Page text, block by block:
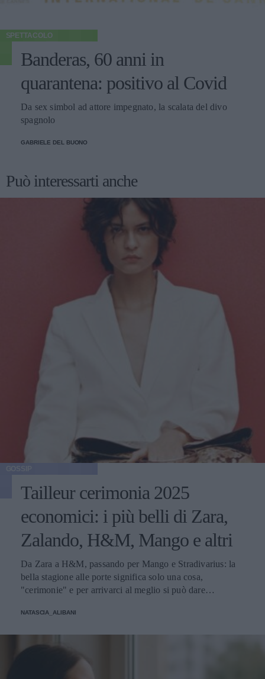
SPETTACOLO
Banderas, 60 anni in
quarantena: positivo al Covid
Da sex simbol ad attore impegnato, la scalata del divo
spagnolo
GABRIELE DEL BUONO
Può interessarti anche
Tailleur cerimonia 2025
economici: i più belli di Zara,
Zalando, H&M, Mango e altri
Da Zara a H&M, passando per Mango e Stradivarius: la
bella stagione alle porte significa solo una cosa,
"cerimonie" e per arrivarci al meglio si può dare
NATASCIA_ALIBANI